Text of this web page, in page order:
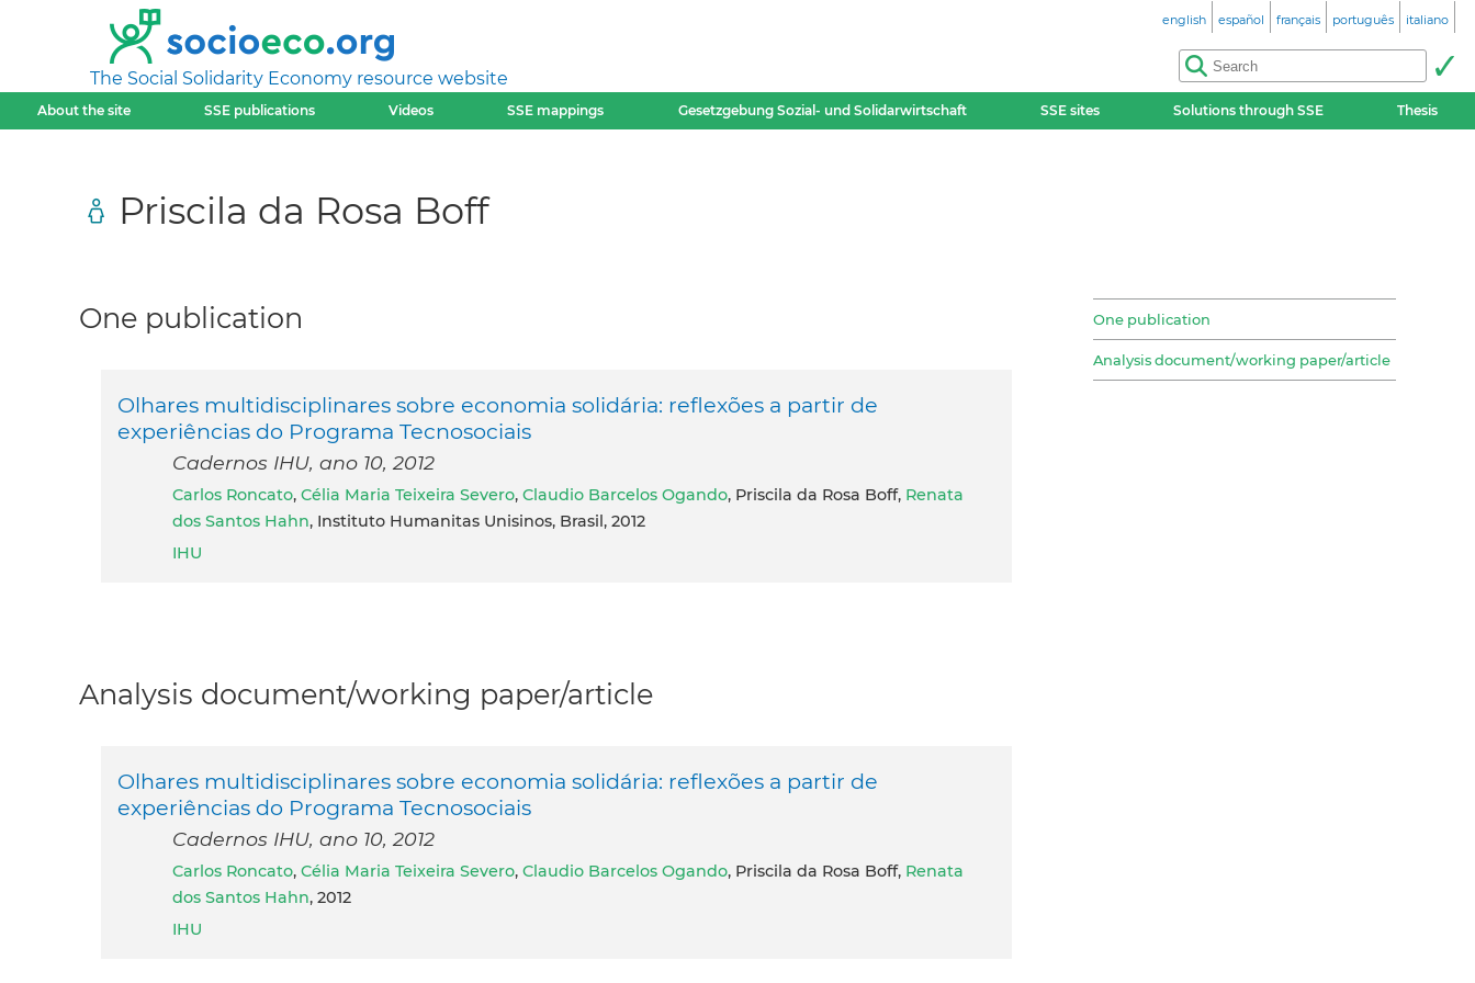
The Social Solidarity Economy resource website
english español français português italiano
About the site SSE publications Videos SSE mappings Gesetzgebung Sozial- und Solidarwirtschaft SSE sites Solutions through SSE Thesis
Priscila da Rosa Boff
One publication
Analysis document/working paper/article
One publication
Olhares multidisciplinares sobre economia solidária: reflexões a partir de
experiências do Programa Tecnosociais
Cadernos IHU, ano 10, 2012
Carlos Roncato, Célia Maria Teixeira Severo, Claudio Barcelos Ogando, Priscila da Rosa Boff, Renata
dos Santos Hahn, Instituto Humanitas Unisinos, Brasil, 2012
IHU
Analysis document/working paper/article
Olhares multidisciplinares sobre economia solidária: reflexões a partir de
experiências do Programa Tecnosociais
Cadernos IHU, ano 10, 2012
Carlos Roncato, Célia Maria Teixeira Severo, Claudio Barcelos Ogando, Priscila da Rosa Boff, Renata
dos Santos Hahn, 2012
IHU